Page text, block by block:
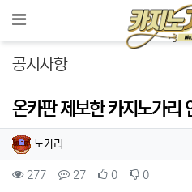
메뉴
공지사항
온카판 제보한 카지노가리
작성자 정보
노가리
컨텐츠 정보
277조회 27댓글 0추천 0비추천